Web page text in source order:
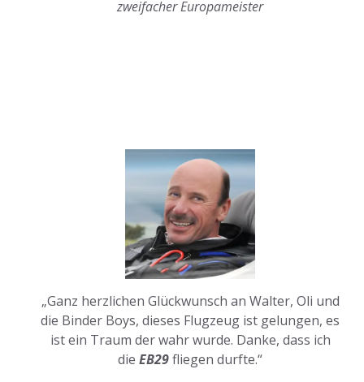
zweifacher Europameister
„Ganz herzlichen Glückwunsch an Walter, Oli und
die Binder Boys, dieses Flugzeug ist gelungen, es
ist ein Traum der wahr wurde. Danke, dass ich
die EB29fliegen durfte.“